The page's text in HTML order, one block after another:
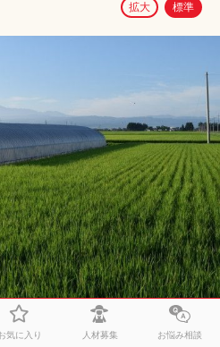
拡大
標準
ています。最近、育苗のコス
気に入り 人材募集 お悩み相談